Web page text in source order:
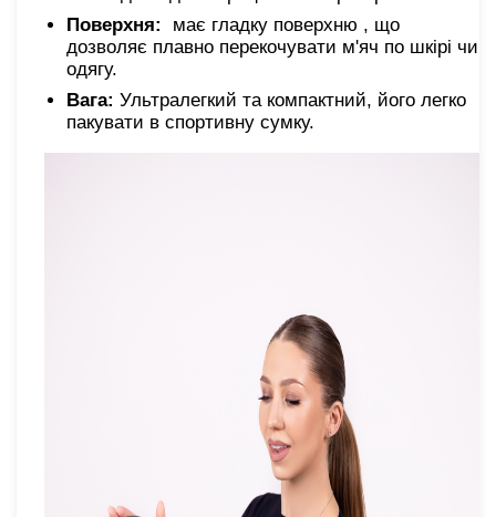
Поверхня:
має гладку поверхню , що
дозволяє плавно перекочувати м'яч по шкірі чи
одягу.
Вага: Ультралегкий та компактний, його легко
пакувати в спортивну сумку.